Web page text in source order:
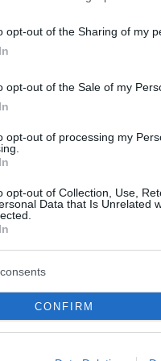
opt-out of the Sharing of my
opt-out of the Sale of my
opt-out of processing my
opt-out of Collection, Use,
Data that Is Unrelated
CONFIRM
οι έλεγχοι στα
κτίρια και η
αποζημιώσεων
καμένα σπίτια,
κατεστραμμένα όνειρα